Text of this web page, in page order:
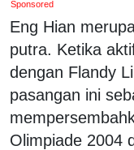
Sponsored
Eng Hian
putra. Ketika
dengan Flandy
pasangan ini
Olimpiade 2004